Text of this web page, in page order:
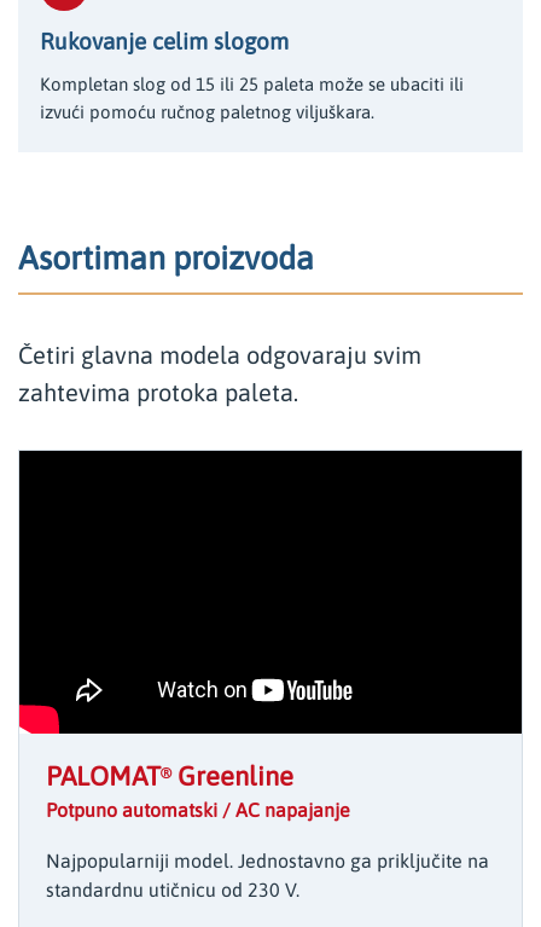
Rukovanje celim slogom
Kompletan slog od 15 ili 25 paleta može se ubaciti ili
izvući pomoću ručnog paletnog viljuškara.
Asortiman proizvoda
Četiri glavna modela odgovaraju svim
zahtevima protoka paleta.
PALOMAT®Greenline
Potpuno automatski / AC napajanje
Najpopularniji model. Jednostavno ga priključite na
standardnu utičnicu od 230 V.